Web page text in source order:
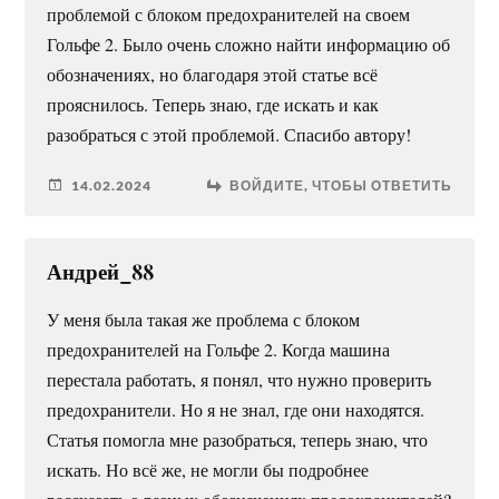
проблемой с блоком предохранителей на своем
Гольфе 2. Было очень сложно найти информацию об
обозначениях, но благодаря этой статье всё
прояснилось. Теперь знаю, где искать и как
разобраться с этой проблемой. Спасибо автору!
14.02.2024 ВОЙДИТЕ, ЧТОБЫ ОТВЕТИТЬ
Андрей_88
У меня была такая же проблема с блоком
предохранителей на Гольфе 2. Когда машина
перестала работать, я понял, что нужно проверить
предохранители. Но я не знал, где они находятся.
Статья помогла мне разобраться, теперь знаю, что
искать. Но всё же, не могли бы подробнее